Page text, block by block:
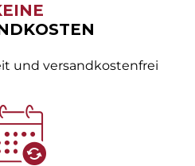
und versandkostenfrei